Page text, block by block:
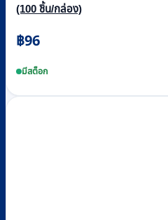
(100 ชิ้น/กล่อง)
฿96
มีสต็อก